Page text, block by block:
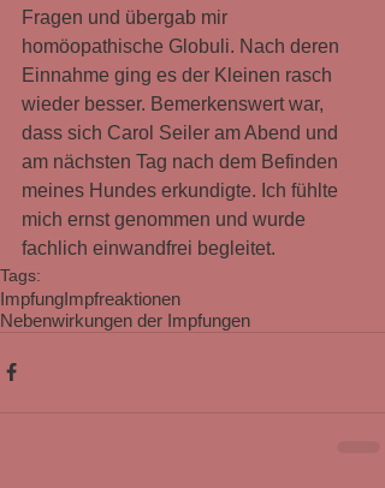
Fragen und übergab mir
homöopathische Globuli. Nach deren
Einnahme ging es der Kleinen rasch
wieder besser. Bemerkenswert war,
dass sich Carol Seiler am Abend und
am nächsten Tag nach dem Befinden
meines Hundes erkundigte. Ich fühlte
mich ernst genommen und wurde
fachlich einwandfrei begleitet.
Tags:
ImpfungImpfreaktionen
Nebenwirkungen der Impfungen